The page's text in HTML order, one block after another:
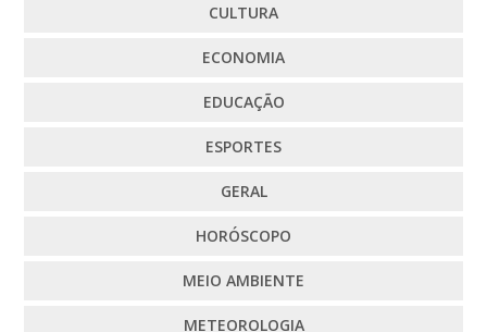
CULTURA
ECONOMIA
EDUCAÇÃO
ESPORTES
GERAL
HORÓSCOPO
MEIO AMBIENTE
METEOROLOGIA